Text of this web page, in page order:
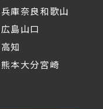
兵庫奈良和歌山
広島山口
高知
熊本大分宮崎